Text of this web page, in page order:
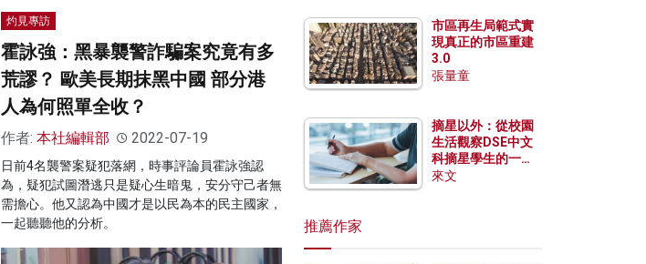
灼見專訪
霍詠強：黑暴襲警詐騙案究竟有多
荒謬？ 歐美長期抹黑中國 部分港
人為何照單全收？
作者: 本社編輯部 2022-07-19
日前4名襲警案疑犯落網，時事評論員霍詠強認
為，疑犯試圖潛逃只是疑心生暗鬼，安分守己者無
需擔心。他又認為中國才是以民為本的民主國家，
一起聽聽他的分析。
市區再生局範式實
現真正的市區重建
3.0
張量童
摘星以外：從校園
生活觀察DSE中文
科摘星學生的一點
特質
來文
推薦作家